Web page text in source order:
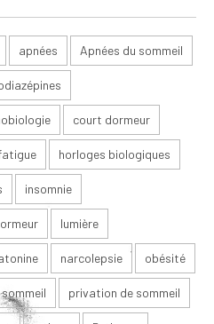
apnées Apnées du sommeil
court dormeur
horloges biologiques
insomnie
lumière
narcolepsie obésité
privation de sommeil